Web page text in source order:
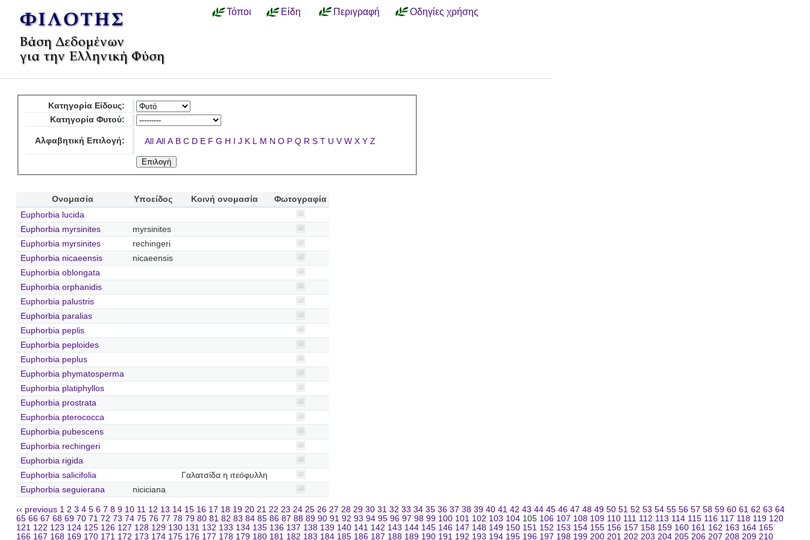
Τόποι Είδη Περιγραφή Οδηγίες χρήσης
Κατηγορία Είδους:
Κατηγορία Φυτού:
Αλφαβητική Επιλογή: All All A B C D E F G H I J K L M N O P Q R S T U V W X Y Z
Ονομασία Υποείδος Κοινή ονομασία
Φωτογραφία
Euphorbia lucida
Euphorbia myrsinites
myrsinites
Euphorbia myrsinites
rechingeri
Euphorbia nicaeensis
nicaeensis
Euphorbia oblongata
Euphorbia orphanidis
Euphorbia palustris
Euphorbia paralias
Euphorbia peplis
Euphorbia peploides
Euphorbia peplus
Euphorbia phymatosperma
Euphorbia platiphyllos
Euphorbia prostrata
Euphorbia pterococca
Euphorbia pubescens
Euphorbia rechingeri
Euphorbia rigida
Euphorbia salicifolia
Γαλατσίδα η ιτεόφυλλη
Euphorbia seguierana
niciciana
‹‹ previous 1 2 3 4 5 6 7 8 9 10 11 12 13 14 15 16 17 18 19 20 21 22 23 24 25 26 27 28 29 30 31 32 33 34 35 36 37 38 39 40 41 42 43 44 45 46 47 48 49 50 51 52 53 54 55 56 57 58 59 60 61 62 63 64
65 66 67 68 69 70 71 72 73 74 75 76 77 78 79 80 81 82 83 84 85 86 87 88 89 90 91 92 93 94 95 96 97 98 99 100 101 102 103 104 105 106 107 108 109 110 111 112 113 114 115 116 117 118 119 120
121 122 123 124 125 126 127 128 129 130 131 132 133 134 135 136 137 138 139 140 141 142 143 144 145 146 147 148 149 150 151 152 153 154 155 156 157 158 159 160 161 162 163 164 165
166 167 168 169 170 171 172 173 174 175 176 177 178 179 180 181 182 183 184 185 186 187 188 189 190 191 192 193 194 195 196 197 198 199 200 201 202 203 204 205 206 207 208 209 210